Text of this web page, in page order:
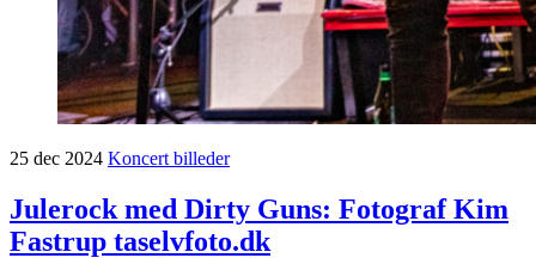
25 dec 2024 Koncert billeder
Julerock med Dirty Guns: Fotograf Kim
Fastrup taselvfoto.dk